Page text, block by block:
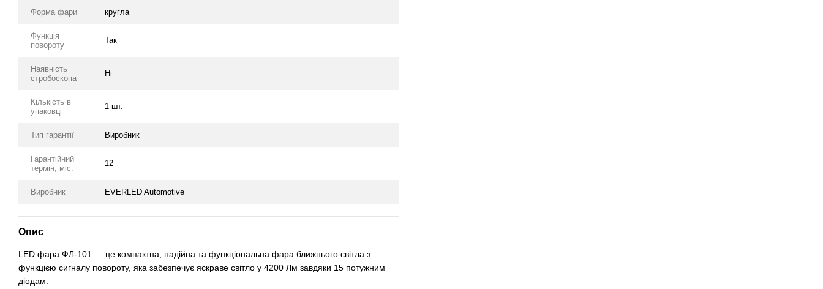
Форма фари кругла
Функція
повороту
Так
Наявність
стробоскопа
Ні
Кількість в
упаковці
1 шт.
Тип гарантії Виробник
Гарантійний
термін, міс.
12
Виробник EVERLED Automotive
Опис
LED фара ФЛ-101 — це компактна, надійна та функціональна фара ближнього світла з
функцією сигналу повороту, яка забезпечує яскраве світло у 4200 Лм завдяки 15 потужним
діодам.